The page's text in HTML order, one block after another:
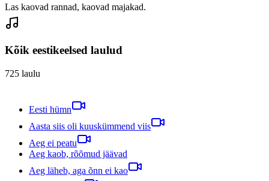
Las kaovad rannad, kaovad majakad.
Kõik eestikeelsed laulud
725 laulu
Eesti hümn
Aasta siis oli kuuskümmend viis
Aeg ei peatu
Aeg kaob, rõõmud jäävad
Aeg läheb, aga õnn ei kao